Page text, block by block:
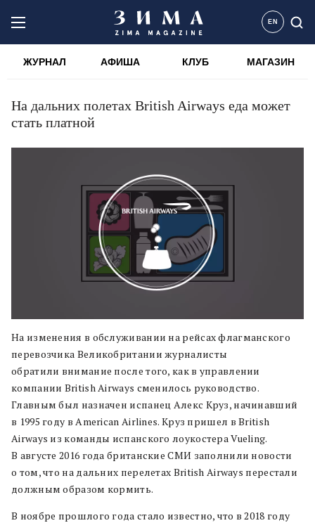
EN
ЖУРНАЛ АФИША КЛУБ МАГАЗИН
На дальних полетах British Airways еда может
стать платной
На изменения в обслуживании на рейсах флагманского
перевозчика Великобритании журналисты
обратили внимание после того, как в управлении
компании British Airways сменилось руководство.
Главным был назначен испанец Алекс Круз, начинавший
в 1995 году в American Airlines. Круз пришел в British
Airways из команды испанского лоукостера Vueling.
В августе 2016 года британские СМИ заполнили новости
о том, что на дальних перелетах British Airways перестали
должным образом кормить.
В ноябре прошлого года стало известно, что в 2018 году